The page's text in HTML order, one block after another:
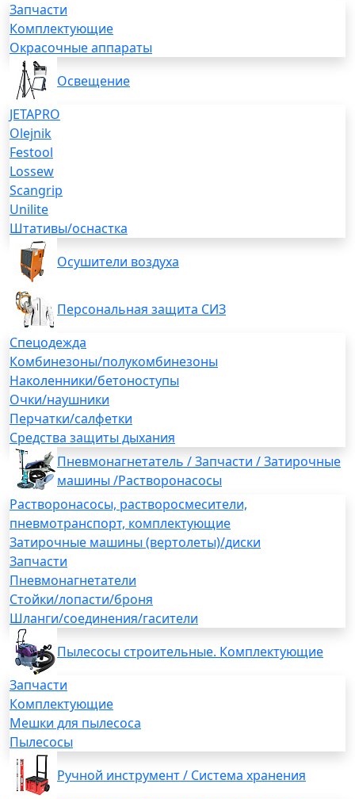
Запчасти
Комплектующие
Окрасочные аппараты
Освещение
JETAPRO
Olejnik
Festool
Lossew
Scangrip
Unilite
Штативы/оснастка
Осушители воздуха
Персональная защита СИЗ
Спецодежда
Комбинезоны/полукомбинезоны
Наколенники/бетоноступы
Очки/наушники
Перчатки/салфетки
Средства защиты дыхания
Пневмонагнетатель / Запчасти / Затирочные
машины /Растворонасосы
Растворонасосы, растворосмесители,
пневмотранспорт, комплектующие
Затирочные машины (вертолеты)/диски
Запчасти
Пневмонагнетатели
Стойки/лопасти/броня
Шланги/соединения/гасители
Пылесосы строительные. Комплектующие
Запчасти
Комплектующие
Мешки для пылесоса
Пылесосы
Ручной инструмент / Система хранения